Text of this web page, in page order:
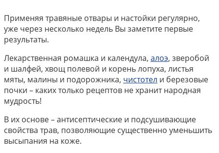
Применяя травяные отвары и настойки регулярно,
уже через несколько недель Вы заметите первые
результаты.
Лекарственная ромашка и календула, алоэ, зверобой
и шалфей, хвощ полевой и корень лопуха, листья
мяты, малины и подорожника, чистотел и березовые
почки – каких только рецептов не хранит народная
мудрость!
В их основе – антисептические и подсушивающие
свойства трав, позволяющие существенно уменьшить
высыпания на коже.